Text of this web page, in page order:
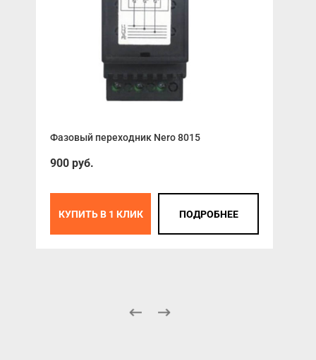
Фазовый переходник Nero 8015
900 руб.
КУПИТЬ В 1 КЛИК ПОДРОБНЕЕ